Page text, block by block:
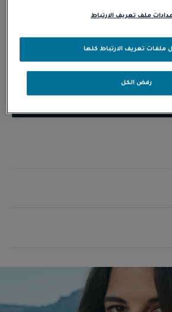
تخصيص
ملف تعريف الارتباط
رفض الكل
ملفات تعريف الارتباط كلها